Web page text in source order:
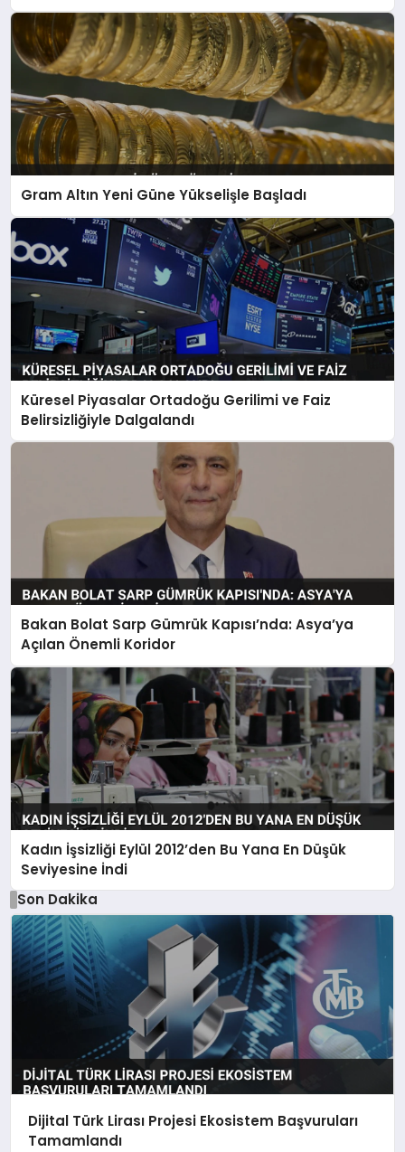
Gram Altın Yeni Güne Yükselişle Başladı
Küresel Piyasalar Ortadoğu Gerilimi ve Faiz
Belirsizliğiyle Dalgalandı
Bakan Bolat Sarp Gümrük Kapısı’nda: Asya’ya
Açılan Önemli Koridor
Kadın İşsizliği Eylül 2012’den Bu Yana En Düşük
Seviyesine İndi
Son Dakika
Dijital Türk Lirası Projesi Ekosistem Başvuruları
Tamamlandı